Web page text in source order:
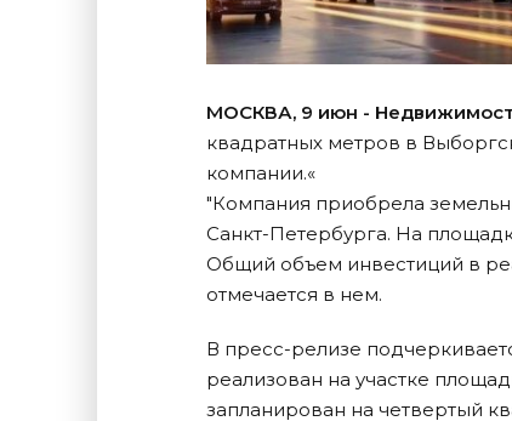
МОСКВА, 9 июн -
квадратных метров в
компании.«
"Компания приобрела
Санкт-Петербурга. На
Общий объем инвестиций в
отмечается в нем.
В пресс-релизе
реализован на участке
запланирован на четвертый